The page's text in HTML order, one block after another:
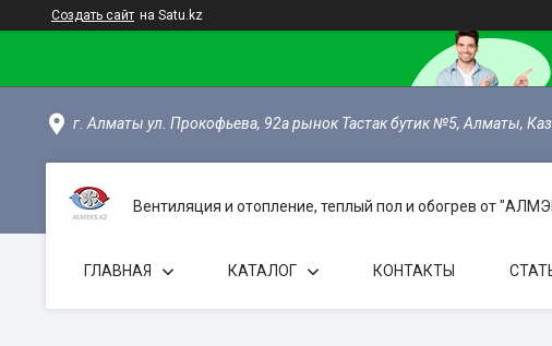
Создать сайт на Satu.kz
г. Алматы ул. Прокофьева, 92а рынок Тастак бутик №5, Алматы,
Вентиляция и отопление, теплый пол и обогрев от
ГЛАВНАЯ КАТАЛОГ КОНТАКТЫ